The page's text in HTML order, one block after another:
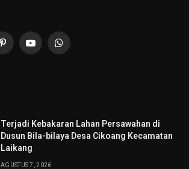
PinterestYouTubeWhatsApp
Terjadi Kebakaran Lahan Persawahan di
Dusun Bila-bilaya Desa Cikoang Kecamatan
Laikang
AGUSTUS 7, 2026